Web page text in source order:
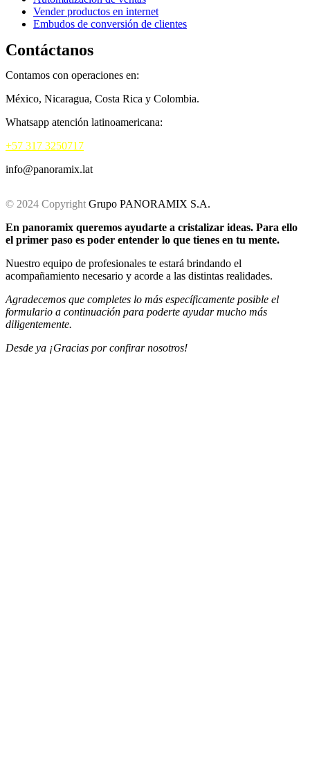
Vender productos en internet
Embudos de conversión de clientes
Contáctanos
Contamos con operaciones en:
México, Nicaragua, Costa Rica y Colombia.
Whatsapp atención latinoamericana:
+57 317 3250717
info@panoramix.lat
© 2024 Copyright Grupo PANORAMIX S.A.
En panoramix queremos ayudarte a cristalizar ideas. Para ello
el primer paso es poder entender lo que tienes en tu mente.
Nuestro equipo de profesionales te estará brindando el
acompañamiento necesario y acorde a las distintas realidades.
Agradecemos que completes lo más específicamente posible el
formulario a continuación para poderte ayudar mucho más
diligentemente.
Desde ya ¡Gracias por confirar nosotros!